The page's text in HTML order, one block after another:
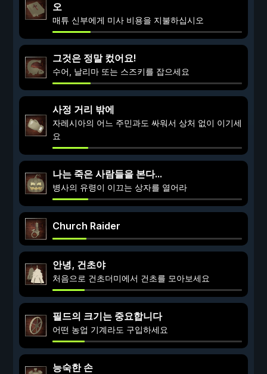
오
매튜 신부에게 미사 비용을 지불하십시오
그것은 정말 컸어요!
수어, 날리마 또는 스즈키를 잡으세요
사정 거리 밖에
자레시아의 어느 주민과도 싸워서 상처 없이 이기세
요
나는 죽은 사람들을 본다...
병사의 유령이 이끄는 상자를 열어라
Church Raider
안녕, 건초야
처음으로 건초더미에서 건초를 모아보세요
필드의 크기는 중요합니다
어떤 농업 기계라도 구입하세요
능숙한 손